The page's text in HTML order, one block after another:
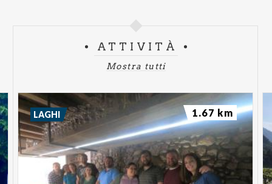
ATTIVITÀ
Mostra tutti
LAGHI 1.67 km